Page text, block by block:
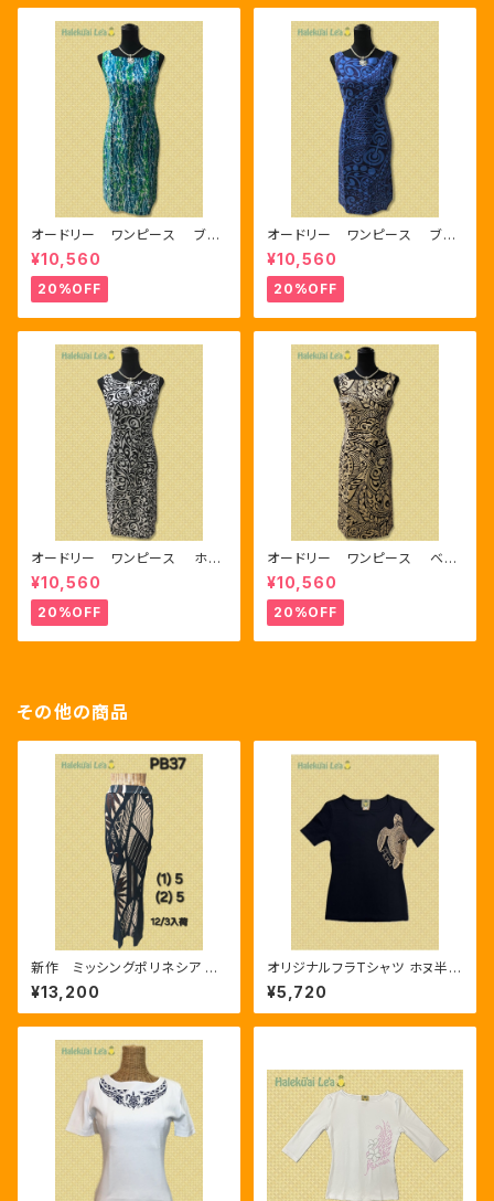
オードリー ワンピース ブル
ー/グリーン/ホワイト
¥10,560
20%OFF
オードリー ワンピース ブル
ー/ネイビー
¥10,560
20%OFF
オードリー ワンピース ホワ
イト/ブラック
¥10,560
20%OFF
オードリー ワンピース ベー
ジュ/ブラック
¥10,560
20%OFF
その他の商品
新作 ミッシングポリネシア PB
37 タパ
¥13,200
オリジナルフラTシャツ ホヌ半袖
Ｔシャツ ブラック/ゴールド
¥5,720